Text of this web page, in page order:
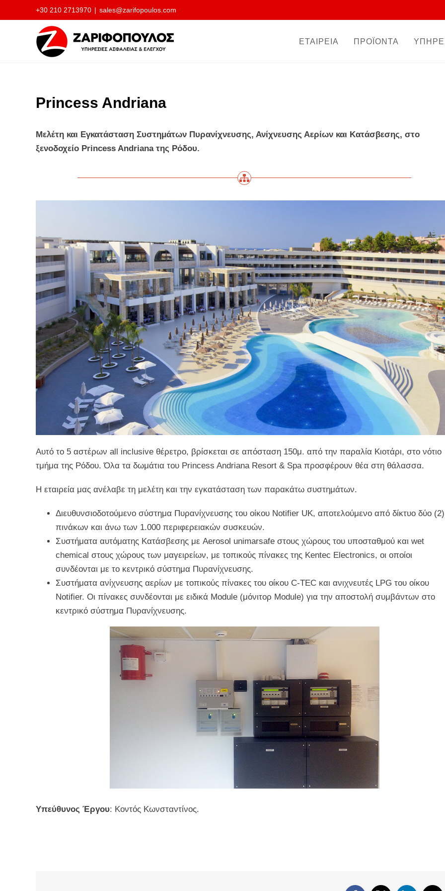
Μετάβαση
στο
περιεχόμενο
+30 210 2713970 | sales@zarifopoulos.com
ΕΤΑΙΡΕΙΑ ΠΡΟΪΟΝΤΑ
Princess Andriana
Μελέτη και Εγκατάσταση Συστημάτων Πυρανίχνευσης, Ανίχνευσης Αερίων και Κατάσβεσης, στο
ξενοδοχείο Princess Andriana της Ρόδου.
Αυτό το 5 αστέρων all inclusive θέρετρο, βρίσκεται σε απόσταση 150μ. από την παραλία Κιοτάρι, στο νότιο
τμήμα της Ρόδου. Όλα τα δωμάτια του Princess Andriana Resort & Spa προσφέρουν θέα στη θάλασσα.
Η εταιρεία μας ανέλαβε τη μελέτη και την εγκατάσταση των παρακάτω συστημάτων.
Διευθυνσιοδοτούμενο σύστημα Πυρανίχνευσης του οίκου Notifier UK, αποτελούμενο από δίκτυο δύο (2)
πινάκων και άνω των 1.000 περιφερειακών συσκευών.
Συστήματα αυτόματης Κατάσβεσης με Aerosol unimarsafe στους χώρους του υποσταθμού και wet
chemical στους χώρους των μαγειρείων, με τοπικούς πίνακες της Kentec Electronics, οι οποίοι
συνδέονται με το κεντρικό σύστημα Πυρανίχνευσης.
Συστήματα ανίχνευσης αερίων με τοπικούς πίνακες του οίκου C-TEC και ανιχνευτές LPG του οίκου
Notifier. Οι πίνακες συνδέονται με ειδικά Module (μόνιτορ Module) για την αποστολή συμβάντων στο
κεντρικό σύστημα Πυρανίχνευσης.
Υπεύθυνος Έργου: Κοντός Κωνσταντίνος.